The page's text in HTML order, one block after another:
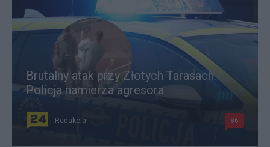
Brutalny atak przy Złotych Tarasach.
Policja namierza agresora
Redakcja 86